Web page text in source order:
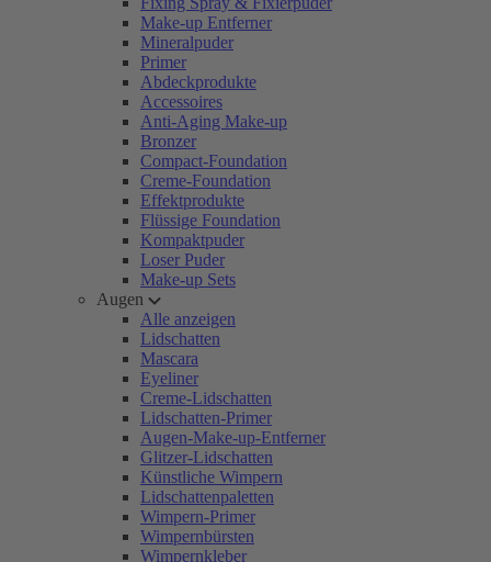
Make-up Entferner
Mineralpuder
Primer
Abdeckprodukte
Accessoires
Anti-Aging Make-up
Bronzer
Compact-Foundation
Creme-Foundation
Effektprodukte
Flüssige Foundation
Kompaktpuder
Loser Puder
Make-up Sets
Augen
Alle anzeigen
Lidschatten
Mascara
Eyeliner
Creme-Lidschatten
Lidschatten-Primer
Augen-Make-up-Entferner
Glitzer-Lidschatten
Künstliche Wimpern
Lidschattenpaletten
Wimpern-Primer
Wimpernbürsten
Wimpernkleber